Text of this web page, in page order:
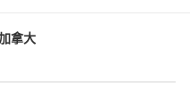
拿大